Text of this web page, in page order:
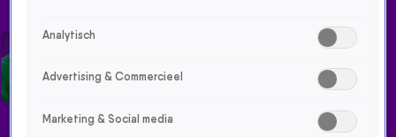
OCHTENDSHOW
FRANK EN AIREN
Analytisch
Advertising & Commercieel
Marketing & Social media